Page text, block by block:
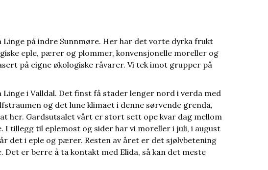
på indre Sunnmøre. Her har det vorte dyrka frukt
eple, pærer og plommer, konvensjonelle moreller og
på eigne økologiske råvarer. Vi tek imot grupper på
i Valldal. Det finst få stader lenger nord i verda med
og det lune klimaet i denne sørvende grenda,
her. Gardsutsalet vårt er stort sett ope kvar dag mellom
I tillegg til eplemost og sider har vi moreller i juli, i august
det i eple og pærer. Resten av året er det sjølvbetening
Det er berre å ta kontakt med Elida, så kan det meste